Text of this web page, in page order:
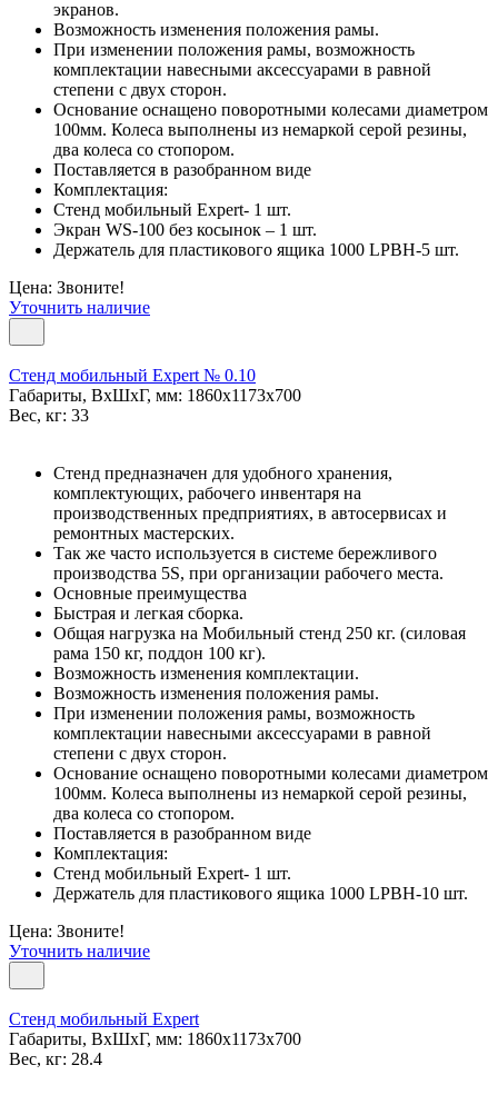
экранов.
Возможность изменения положения рамы.
При изменении положения рамы, возможность
комплектации навесными аксессуарами в равной
степени с двух сторон.
Основание оснащено поворотными колесами диаметром
100мм. Колеса выполнены из немаркой серой резины,
два колеса со стопором.
Поставляется в разобранном виде
Комплектация:
Стенд мобильный Expert- 1 шт.
Экран WS-100 без косынок – 1 шт.
Держатель для пластикового ящика 1000 LPBH-5 шт.
Цена: Звоните!
Уточнить наличие
Стенд мобильный Expert № 0.10
Габариты, ВxШxГ, мм: 1860x1173x700
Вес, кг: 33
Стенд предназначен для удобного хранения,
комплектующих, рабочего инвентаря на
производственных предприятиях, в автосервисах и
ремонтных мастерских.
Так же часто используется в системе бережливого
производства 5S, при организации рабочего места.
Основные преимущества
Быстрая и легкая сборка.
Общая нагрузка на Мобильный стенд 250 кг. (силовая
рама 150 кг, поддон 100 кг).
Возможность изменения комплектации.
Возможность изменения положения рамы.
При изменении положения рамы, возможность
комплектации навесными аксессуарами в равной
степени с двух сторон.
Основание оснащено поворотными колесами диаметром
100мм. Колеса выполнены из немаркой серой резины,
два колеса со стопором.
Поставляется в разобранном виде
Комплектация:
Стенд мобильный Expert- 1 шт.
Держатель для пластикового ящика 1000 LPBH-10 шт.
Цена: Звоните!
Уточнить наличие
Стенд мобильный Expert
Габариты, ВxШxГ, мм: 1860x1173x700
Вес, кг: 28.4